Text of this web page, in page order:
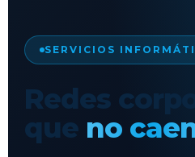
SERVICIOS
Redes
que no